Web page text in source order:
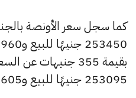
كما سجل سعر الأونصة
بقيمة 355 جنيهات
253095 جنيهًا للبيع و250605 جنيهًا للشراء.